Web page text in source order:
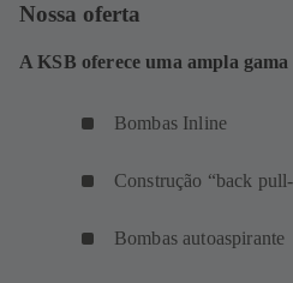
Nossa oferta
A KSB oferece uma ampla
Bombas Inline
Construção “back
Bombas autoaspirante